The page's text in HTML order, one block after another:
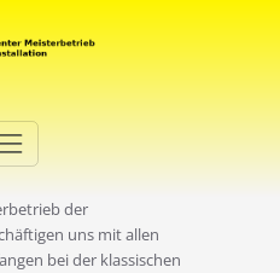
der
uns mit allen
bei der klassischen